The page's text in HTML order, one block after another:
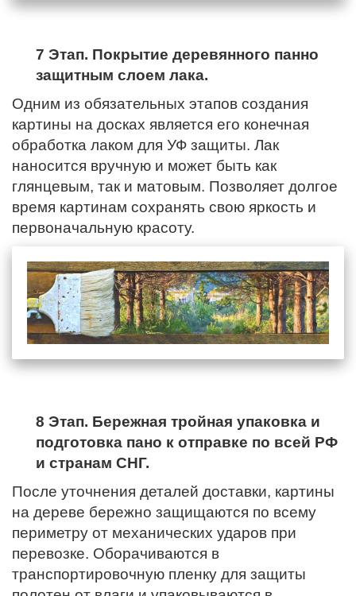
7 Этап. Покрытие деревянного панно
защитным слоем лака.
Одним из обязательных этапов создания
картины на досках является его конечная
обработка лаком для УФ защиты. Лак
наносится вручную и может быть как
глянцевым, так и матовым. Позволяет долгое
время картинам сохранять свою яркость и
первоначальную красоту.
8 Этап. Бережная тройная упаковка и
подготовка пано к отправке по всей РФ
и странам СНГ.
После уточнения деталей доставки, картины
на дереве бережно защищаются по всему
периметру от механических ударов при
перевозке. Оборачиваются в
транспортировочную пленку для защиты